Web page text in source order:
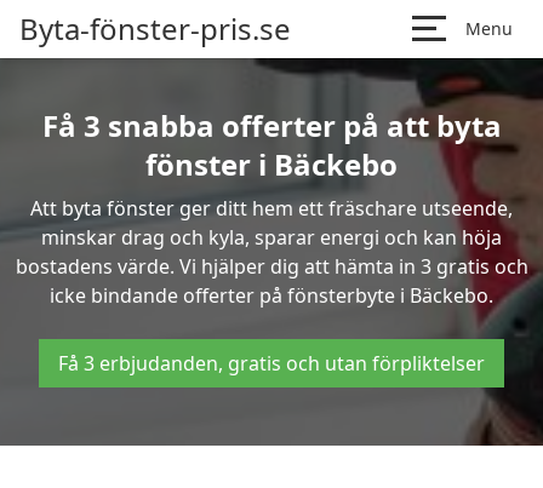
Byta-fönster-pris.se Menu
Få 3 snabba offerter på att byta
fönster i Bäckebo
Att byta fönster ger ditt hem ett fräschare utseende,
minskar drag och kyla, sparar energi och kan höja
bostadens värde. Vi hjälper dig att hämta in 3 gratis och
icke bindande offerter på fönsterbyte i Bäckebo.
Få 3 erbjudanden, gratis och utan förpliktelser